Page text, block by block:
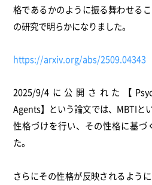
格であるかのように振る舞わせる
の研究で明らかになりました。
https://arxiv.org/abs/2509.04343
2025/9/4に公開された【
Agents】という論文では、MBTIと
性格づけを行い、その性格に基づ
た。
さらにその性格が反映されるよう